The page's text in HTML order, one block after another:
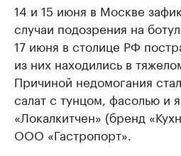
14 и 15 июня в Москве
случаи подозрения на
17 июня в столице РФ
из них находились в
Причиной недомогания
салат с тунцом, фасолью и
«Локалкитчен» (бренд
ООО «Гастропорт».